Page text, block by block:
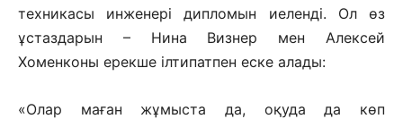
техникасы инженері дипломын иеленді. Ол өз
ұстаздарын – Нина Визнер мен Алексей
Хоменконы ерекше ілтипатпен еске алады:
«Олар маған жұмыста да, оқуда да көп